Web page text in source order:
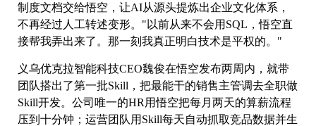
制度文档交给悟空，让AI从源头提炼出企业文化体系，
不再经过人工转述变形。"以前从来不会用SQL，悟空直
接帮我弄出来了。那一刻我真正明白技术是平权的。"
义乌优克拉智能科技CEO魏俊在悟空发布两周内，就带
团队搭出了第一批Skill，把最能干的销售主管调去全职做
Skill开发。公司唯一的HR用悟空把每月两天的算薪流程
压到十分钟；运营团队用Skill每天自动抓取竞品数据并生